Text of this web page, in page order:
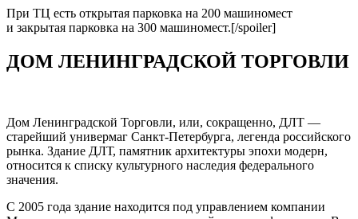
При ТЦ есть открытая парковка на 200 машиномест
и закрытая парковка на 300 машиномест.[/spoiler]
ДОМ ЛЕНИНГРАДСКОЙ ТОРГОВЛИ
Дом Ленинградской Торговли, или, сокращенно, ДЛТ —
старейший универмаг Санкт-Петербурга, легенда российского
рынка. Здание ДЛТ, памятник архитектуры эпохи модерн,
относится к списку культурного наследия федерального
значения.
С 2005 года здание находится под управлением компании